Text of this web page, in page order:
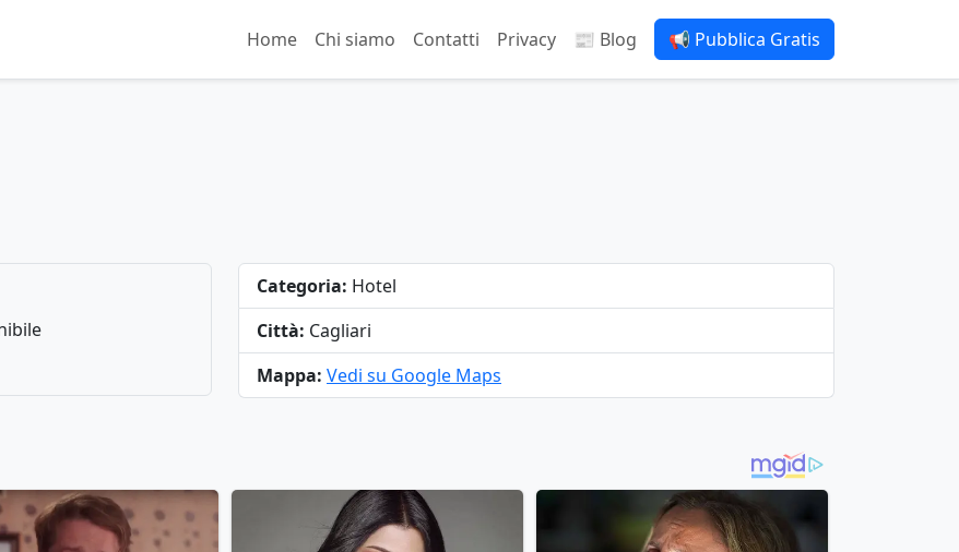
Home Chi siamo Contatti Privacy 📰 Blog 📢 Pubblica Gratis
Categoria: Hotel
Città: Cagliari
Mappa: Vedi su Google Maps